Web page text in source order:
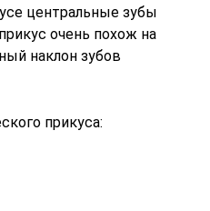
центральные зубы
очень похож на
наклон зубов
прикуса: